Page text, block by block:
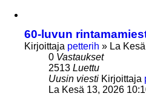
60-luvun
Kirjoittaja petterih » La
0 Vastaukset
2513 Luettu
Uusin viesti Kirjoittaja
La Kesä 13, 2026